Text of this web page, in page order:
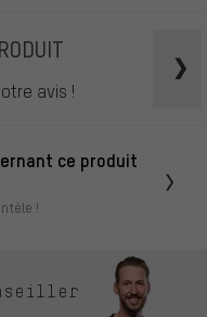
avis !
ce produit
!